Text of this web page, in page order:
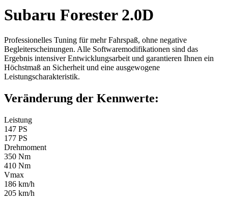
Subaru Forester 2.0D
Professionelles Tuning für mehr Fahrspaß, ohne negative
Begleiterscheinungen. Alle Softwaremodifikationen sind das
Ergebnis intensiver Entwicklungsarbeit und garantieren Ihnen ein
Höchstmaß an Sicherheit und eine ausgewogene
Leistungscharakteristik.
Veränderung der Kennwerte:
Leistung
147 PS
177 PS
Drehmoment
350 Nm
410 Nm
Vmax
186 km/h
205 km/h